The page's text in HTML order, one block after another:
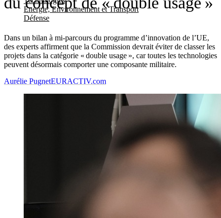
Energie, Environnement et Transport
Défense
Dans un bilan à mi-parcours du programme d’innovation de l’UE,
des experts affirment que la Commission devrait éviter de classer les
projets dans la catégorie « double usage », car toutes les technologies
peuvent désormais comporter une composante militaire.
Aurélie PugnetEURACTIV.com